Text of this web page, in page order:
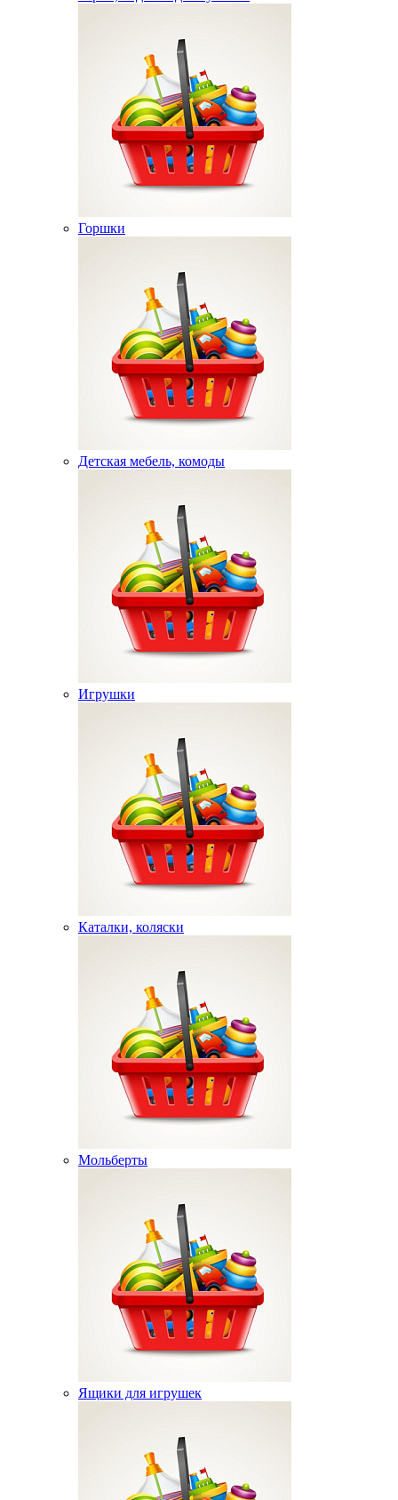
Горшки
Детская мебель, комоды
Игрушки
Каталки, коляски
Мольберты
Ящики для игрушек